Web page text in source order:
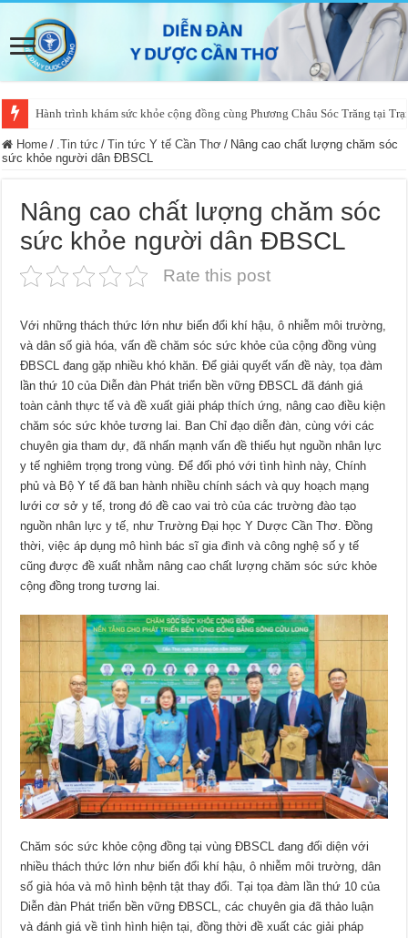
Hành trình khám sức khỏe cộng đồng cùng Phương Châu Sóc Trăng tại
Home / .Tin tức / Tin tức Y tế Cần Thơ / Nâng cao chất lượng chăm sóc
sức khỏe người dân ĐBSCL
Nâng cao chất lượng chăm sóc
sức khỏe người dân ĐBSCL
Rate this post
Với những thách thức lớn như biến đổi khí hậu, ô nhiễm môi trường,
và dân số già hóa, vấn đề chăm sóc sức khỏe của cộng đồng vùng
ĐBSCL đang gặp nhiều khó khăn. Để giải quyết vấn đề này, tọa đàm
lần thứ 10 của Diễn đàn Phát triển bền vững ĐBSCL đã đánh giá
toàn cảnh thực tế và đề xuất giải pháp thích ứng, nâng cao điều kiện
chăm sóc sức khỏe tương lai. Ban Chỉ đạo diễn đàn, cùng với các
chuyên gia tham dự, đã nhấn mạnh vấn đề thiếu hụt nguồn nhân lực
y tế nghiêm trọng trong vùng. Để đối phó với tình hình này, Chính
phủ và Bộ Y tế đã ban hành nhiều chính sách và quy hoạch mạng
lưới cơ sở y tế, trong đó đề cao vai trò của các trường đào tạo
nguồn nhân lực y tế, như Trường Đại học Y Dược Cần Thơ. Đồng
thời, việc áp dụng mô hình bác sĩ gia đình và công nghệ số y tế
cũng được đề xuất nhằm nâng cao chất lượng chăm sóc sức khỏe
cộng đồng trong tương lai.
Chăm sóc sức khỏe cộng đồng tại vùng ĐBSCL đang đối diện với
nhiều thách thức lớn như biến đổi khí hậu, ô nhiễm môi trường, dân
số già hóa và mô hình bệnh tật thay đổi. Tại tọa đàm lần thứ 10 của
Diễn đàn Phát triển bền vững ĐBSCL, các chuyên gia đã thảo luận
và đánh giá về tình hình hiện tại, đồng thời đề xuất các giải pháp